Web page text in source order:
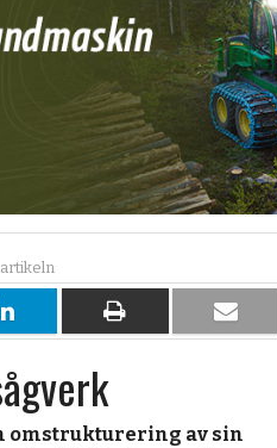
Dela
på
LinkedIn
Dela
på
Dela
per
omstrukturering av sin